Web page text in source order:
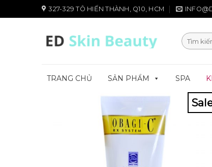
đến
327-329 TÔ HIẾN THÀNH, Q10, HCM
Tìm
kiếm:
TRANG CHỦ SẢN PHẨM SPA